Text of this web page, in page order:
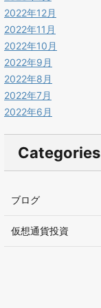
2022年12月
2022年11月
2022年10月
2022年9月
2022年8月
2022年7月
2022年6月
Categories
ブログ
仮想通貨投資